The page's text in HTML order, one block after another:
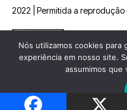
2022 | Permitida a
Nós utilizamos cookies para
experiência em nosso site.
assumimos que